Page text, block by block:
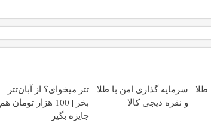
سرمایه گذاری امن با طلا
و نقره دیجی کالا
تتر میخوای؟ از آبان‌تتر
بخر | 100 هزار تومان هم
جایزه بگیر